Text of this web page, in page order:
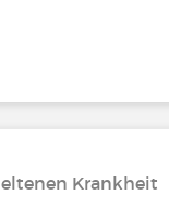
Krankheit